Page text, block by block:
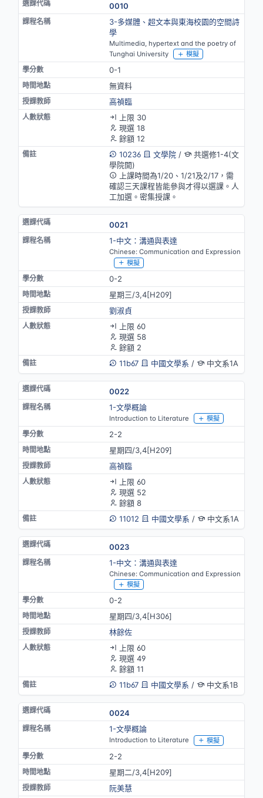
0010
3-多媒體、超文本與東海校園的空間詩
學
Multimedia, hypertext and the poetry of
Tunghai University
模擬
0-1
無資料
高禎臨
上限 30
現選 18
餘額 12
10236
文學院/
共選修1-4(文
學院開)
上課時間為1/20、1/21及2/17，需
確認三天課程皆能參與才得以選課。人
工加選。密集授課。
0021
1-中文：溝通與表達
Chinese: Communication and Expression
模擬
0-2
星期三/3,4[H209]
劉淑貞
上限 60
現選 58
餘額 2
11b67
中國文學系 / 中文系1A
0022
1-文學概論
Introduction to Literature 模擬
2-2
星期四/3,4[H209]
高禎臨
上限 60
現選 52
餘額 8
11012
中國文學系 / 中文系1A
0023
1-中文：溝通與表達
Chinese: Communication and Expression
模擬
0-2
星期四/3,4[H306]
林餘佐
上限 60
現選 49
餘額 11
11b67
中國文學系 / 中文系1B
0024
1-文學概論
Introduction to Literature 模擬
2-2
星期二/3,4[H209]
阮美慧